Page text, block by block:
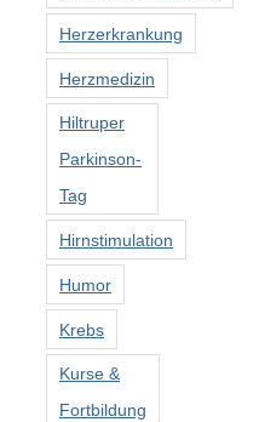
Herzerkrankung
Herzmedizin
Hiltruper
Parkinson-
Tag
Hirnstimulation
Humor
Krebs
Kurse &
Fortbildung